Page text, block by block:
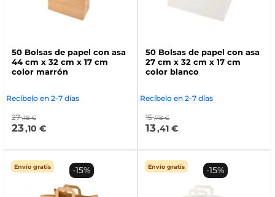
50 Bolsas de papel con asa
44 cm x 32 cm x 17 cm
color marrón
Recíbelo en 2-7 días
27 ,18 €
23,10 €
50 Bolsas de papel con asa
27 cm x 32 cm x 17 cm
color blanco
Recíbelo en 2-7 días
15 ,78 €
13,41 €
Envío gratis -15% Envío gratis -15%